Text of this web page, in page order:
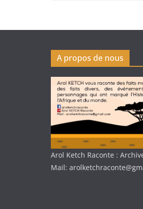
A propos de nous
Arol Ketch Raconte :
Mail: